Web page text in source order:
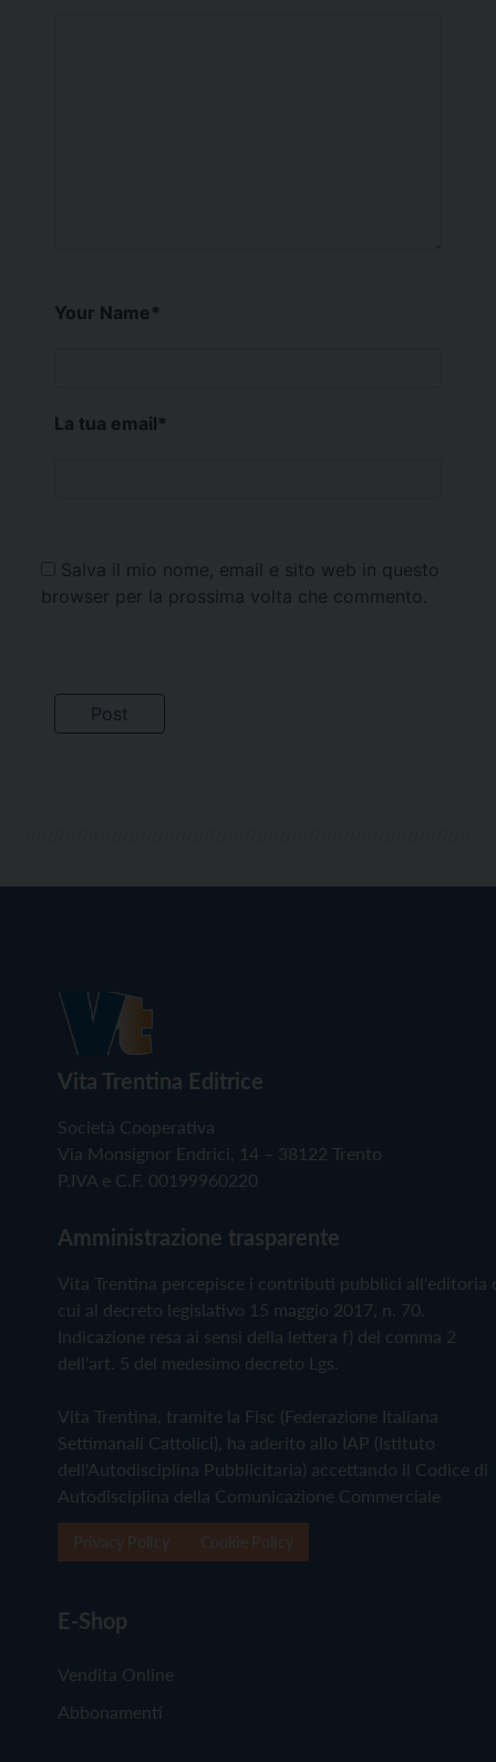
Your Name*
La tua email*
Salva il mio nome, email e sito web in questo
browser per la prossima volta che commento.
Vita Trentina Editrice
Società Cooperativa
Via Monsignor Endrici, 14 – 38122 Trento
P.IVA e C.F. 00199960220
Amministrazione trasparente
Vita Trentina percepisce i contributi pubblici all'editoria
cui al decreto legislativo 15 maggio 2017, n. 70.
Indicazione resa ai sensi della lettera f) del comma 2
dell'art. 5 del medesimo decreto Lgs.
Vita Trentina, tramite la Fisc (Federazione Italiana
Settimanali Cattolici), ha aderito allo IAP (Istituto
dell'Autodisciplina Pubblicitaria) accettando il Codice di
Autodisciplina della Comunicazione Commerciale
E-Shop
Vendita Online
Abbonamenti